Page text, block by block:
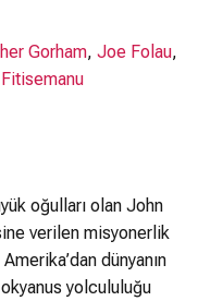
Gorham, Joe Folau,
oğulları olan John
verilen misyonerlik
dünyanın
yolcululuğu